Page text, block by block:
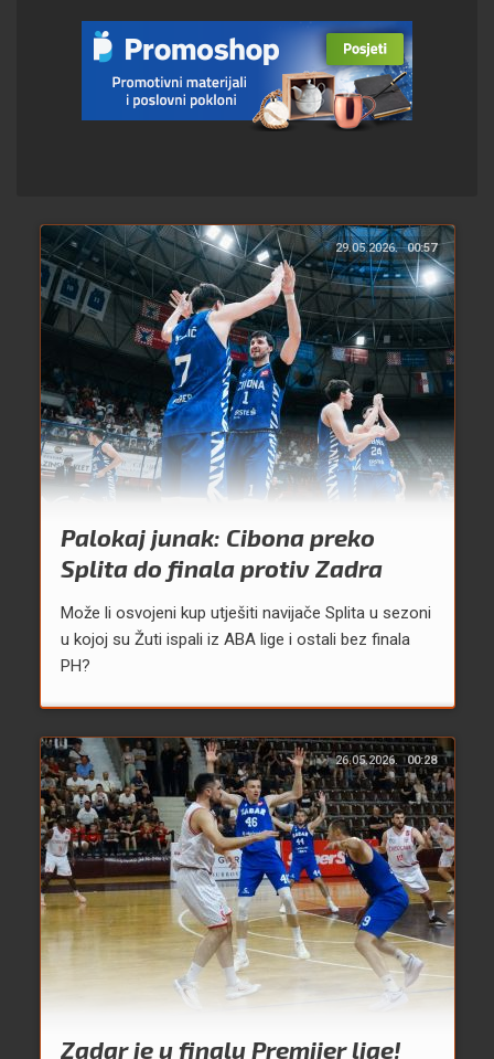
29.05.2026. 00:57
Palokaj junak: Cibona preko
Splita do finala protiv Zadra
Može li osvojeni kup utješiti navijače Splita u sezoni
u kojoj su Žuti ispali iz ABA lige i ostali bez finala
PH?
26.05.2026. 00:28
Zadar je u finalu Premijer lige!